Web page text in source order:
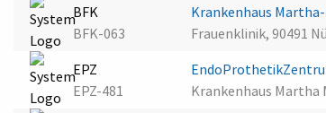
BFK
BFK-063
Krankenhaus
Frauenklinik, 90491
EPZ
EPZ-481
Krankenhaus Martha